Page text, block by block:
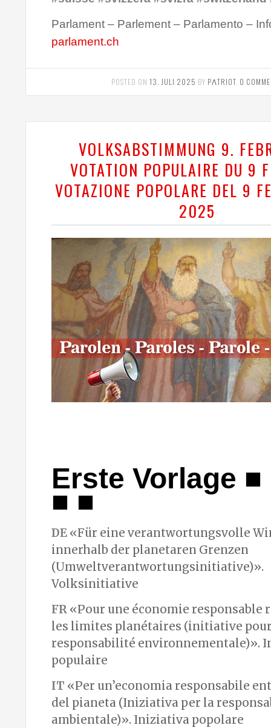
Parlament – Parlement – Parlamento –
parlament.ch
POSTED ON13. JULI 2025 BY PΛTRIOT 0
VOLKSABSTIMMUNG 9.
VOTATION POPULAIRE DU 9
VOTAZIONE POPOLARE DEL 9
2025
Erste Vorlage ■
■ ■
DE «Für eine verantwortungsvolle
innerhalb der planetaren Grenzen
(Umweltverantwortungsinitiative)».
Volksinitiative
FR «Pour une économie responsable
les limites planétaires (initiative
responsabilité environnementale)».
populaire
IT «Per un’economia responsabile
del pianeta (Iniziativa per la
ambientale)». Iniziativa popolare